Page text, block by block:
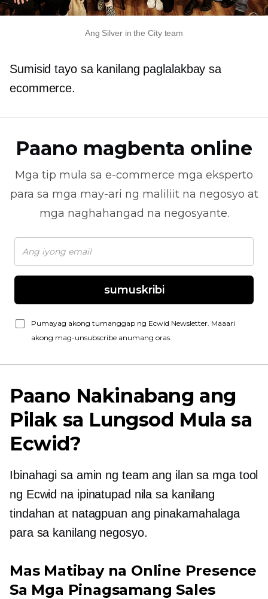
Ang Silver in the City team
Sumisid tayo sa kanilang paglalakbay sa
ecommerce.
Paano magbenta online
Mga tip mula sa e-commerce mga eksperto
para sa mga may-ari ng maliliit na negosyo at
mga naghahangad na negosyante.
sumuskribi
Pumayag akong tumanggap ng Ecwid Newsletter. Maaari
akong mag-unsubscribe anumang oras.
Paano Nakinabang ang
Pilak sa Lungsod Mula sa
Ecwid?
Ibinahagi sa amin ng team ang ilan sa mga tool
ng Ecwid na ipinatupad nila sa kanilang
tindahan at natagpuan ang pinakamahalaga
para sa kanilang negosyo.
Mas Matibay na Online Presence
Sa Mga Pinagsamang Sales